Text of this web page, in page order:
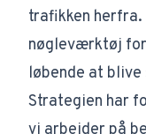
trafikken
nøgleværktøj
løbende at
Strategien har